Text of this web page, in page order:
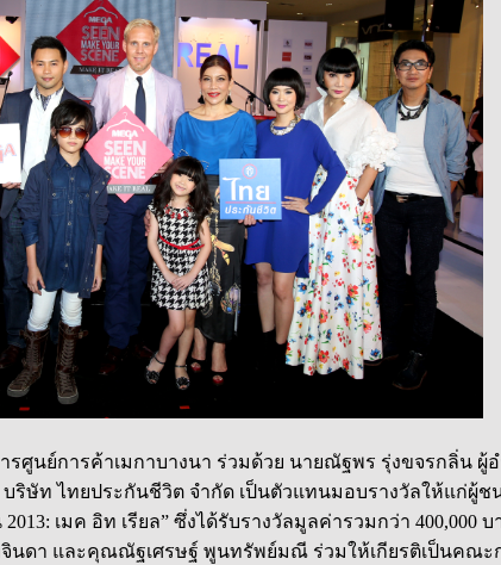
ศูนย์การค้าเมกาบางนา ร่วมด้วย นายณัฐพร รุ่งขจรกลิ่น ผู้
ริษัท ไทยประกันชีวิต จำกัด เป็นตัวแทนมอบรางวัลให้แก่ผู้ช
เมค อิท เรียล” ซึ่งได้รับรางวัลมูลค่ารวมกว่า 400,000
ดา และคุณณัฐเศรษฐ์ พูนทรัพย์มณี ร่วมให้เกียรติเป็นคณ